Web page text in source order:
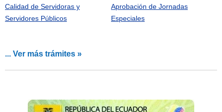
Calidad de Servidoras y
Servidores Públicos
Aprobación de Jornadas
Especiales
... Ver más trámites »